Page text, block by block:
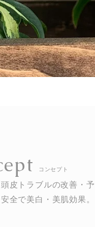
コンセプト
皮トラブルの改善・
全で美白・美肌効果。